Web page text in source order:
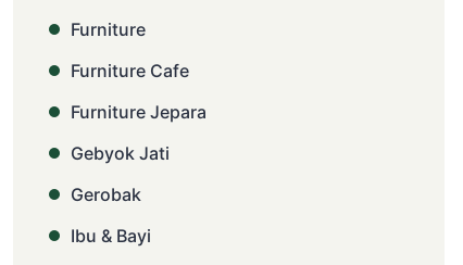
Furniture
Furniture Cafe
Furniture Jepara
Gebyok Jati
Gerobak
Ibu & Bayi